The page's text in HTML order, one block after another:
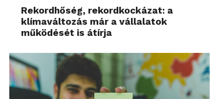
Rekordhőség, rekordkockázat: a
klímaváltozás már a vállalatok
működését is átírja